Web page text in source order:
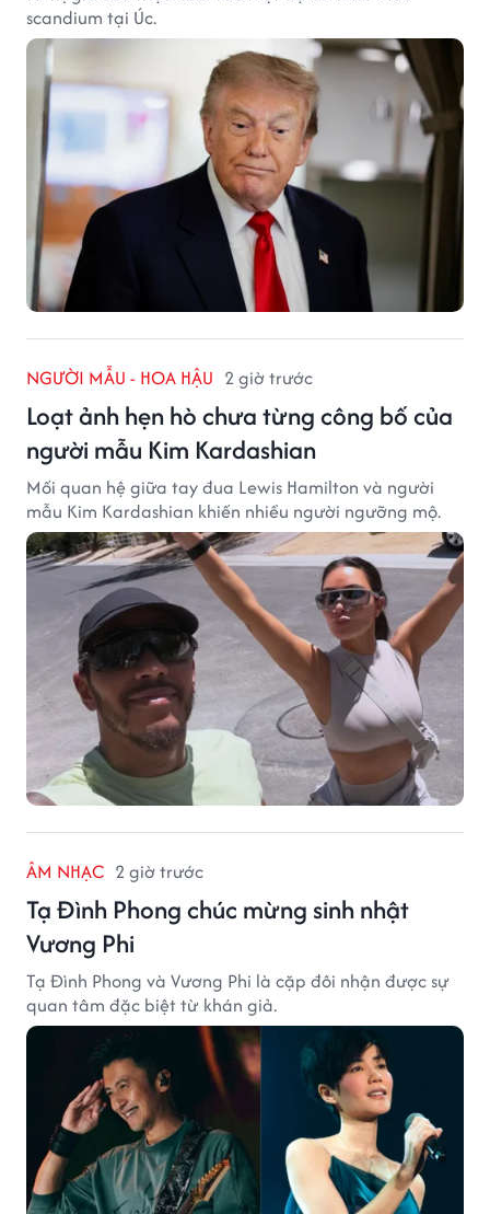
scandium tại Úc.
NGƯỜI MẪU - HOA HẬU 2 giờ trước
Loạt ảnh hẹn hò chưa từng công bố của
người mẫu Kim Kardashian
Mối quan hệ giữa tay đua Lewis Hamilton và người
mẫu Kim Kardashian khiến nhiều người ngưỡng mộ.
ÂM NHẠC 2 giờ trước
Tạ Đình Phong chúc mừng sinh nhật
Vương Phi
Tạ Đình Phong và Vương Phi là cặp đôi nhận được sự
quan tâm đặc biệt từ khán giả.